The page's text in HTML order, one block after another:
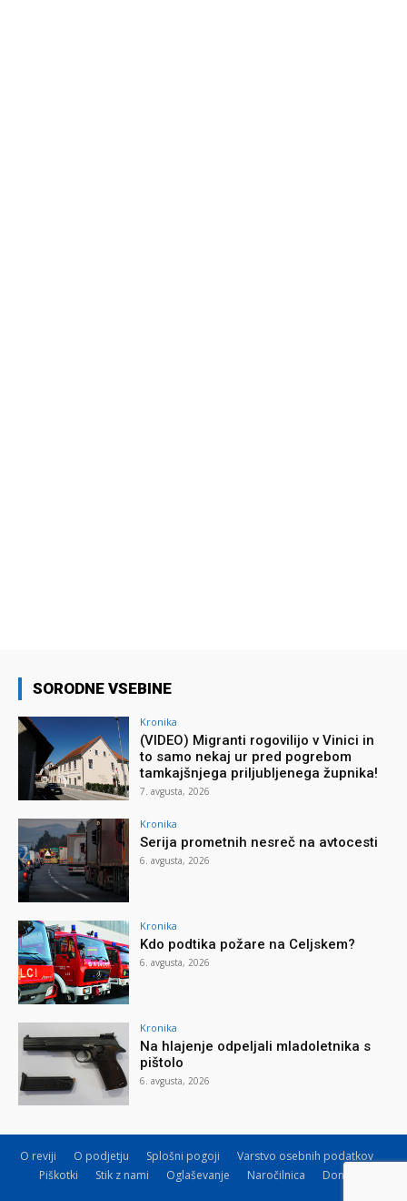
SORODNE VSEBINE
Kronika
(VIDEO) Migranti rogovilijo v Vinici in
to samo nekaj ur pred pogrebom
tamkajšnjega priljubljenega župnika!
7. avgusta, 2026
Kronika
Serija prometnih nesreč na avtocesti
6. avgusta, 2026
Kronika
Kdo podtika požare na Celjskem?
6. avgusta, 2026
Kronika
Na hlajenje odpeljali mladoletnika s
pištolo
6. avgusta, 2026
O reviji O podjetju Splošni pogoji
Varstvo osebnih podatkov
Piškotki
Stik z nami Oglaševanje Naročilnica Donacije